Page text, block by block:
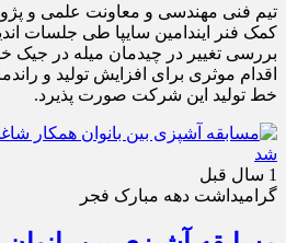
تیم فنی مهندسی و معاونت علمی و
کمک فنر ایندامین سایپا طی جلسات
اقدام موثری برای افزایش تولید و
خط تولید این شرکت صورت پذیرد.
1 سال قبل
گرامیداشت دهه مبارک فجر